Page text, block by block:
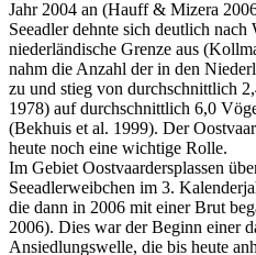
Jahr 2004 an (Hauff & Mizera
Seeadler dehnte sich deutlich nach
niederländische Grenze aus
nahm die Anzahl der in den
zu und stieg von durchschnittlich
1978) auf durchschnittlich 6,0
(Bekhuis et al. 1999). Der
heute noch eine wichtige Rolle.
Im Gebiet Oostvaardersplassen
Seeadlerweibchen im 3.
die dann in 2006 mit einer Brut
2006). Dies war der Beginn einer
Ansiedlungswelle, die bis heute